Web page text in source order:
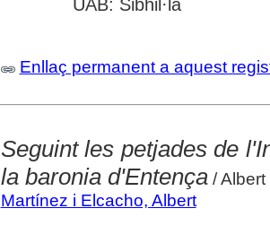
UAB: Sibhil·la
Enllaç permanent a aquest
Seguint les petjades de
la baronia d'Entença/ Albert
Martínez i Elcacho, Albert